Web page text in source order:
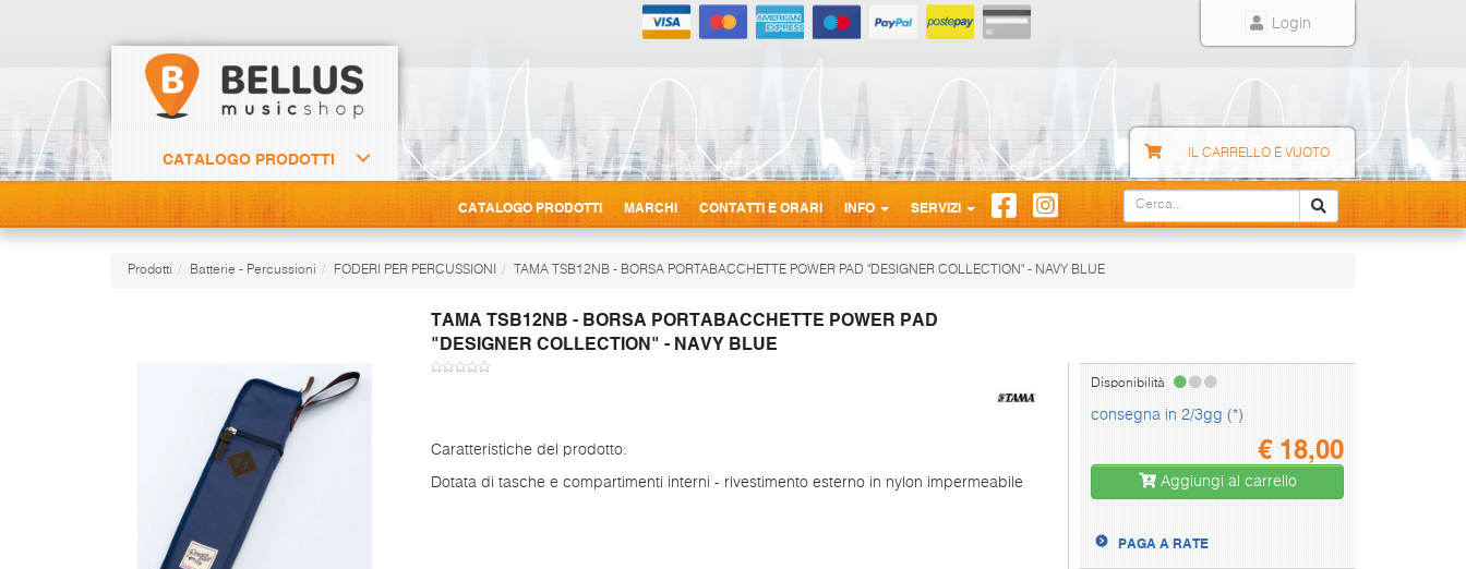
Login
CATALOGO PRODOTTI IL CARRELLO È VUOTO
CATALOGO PRODOTTI MARCHI CONTATTI E ORARI INFO SERVIZI
Prodotti Batterie - Percussioni FODERI PER PERCUSSIONI TAMA TSB12NB - BORSA PORTABACCHETTE POWER PAD "DESIGNER COLLECTION" - NAVY BLUE
TAMA TSB12NB - BORSA PORTABACCHETTE POWER PAD
"DESIGNER COLLECTION" - NAVY BLUE
Caratteristiche del prodotto:
Dotata di tasche e compartimenti interni - rivestimento esterno in nylon impermeabile
Disponibilità
consegna in 2/3gg (*)
€18,00
Aggiungi al carrello
PAGA A RATE